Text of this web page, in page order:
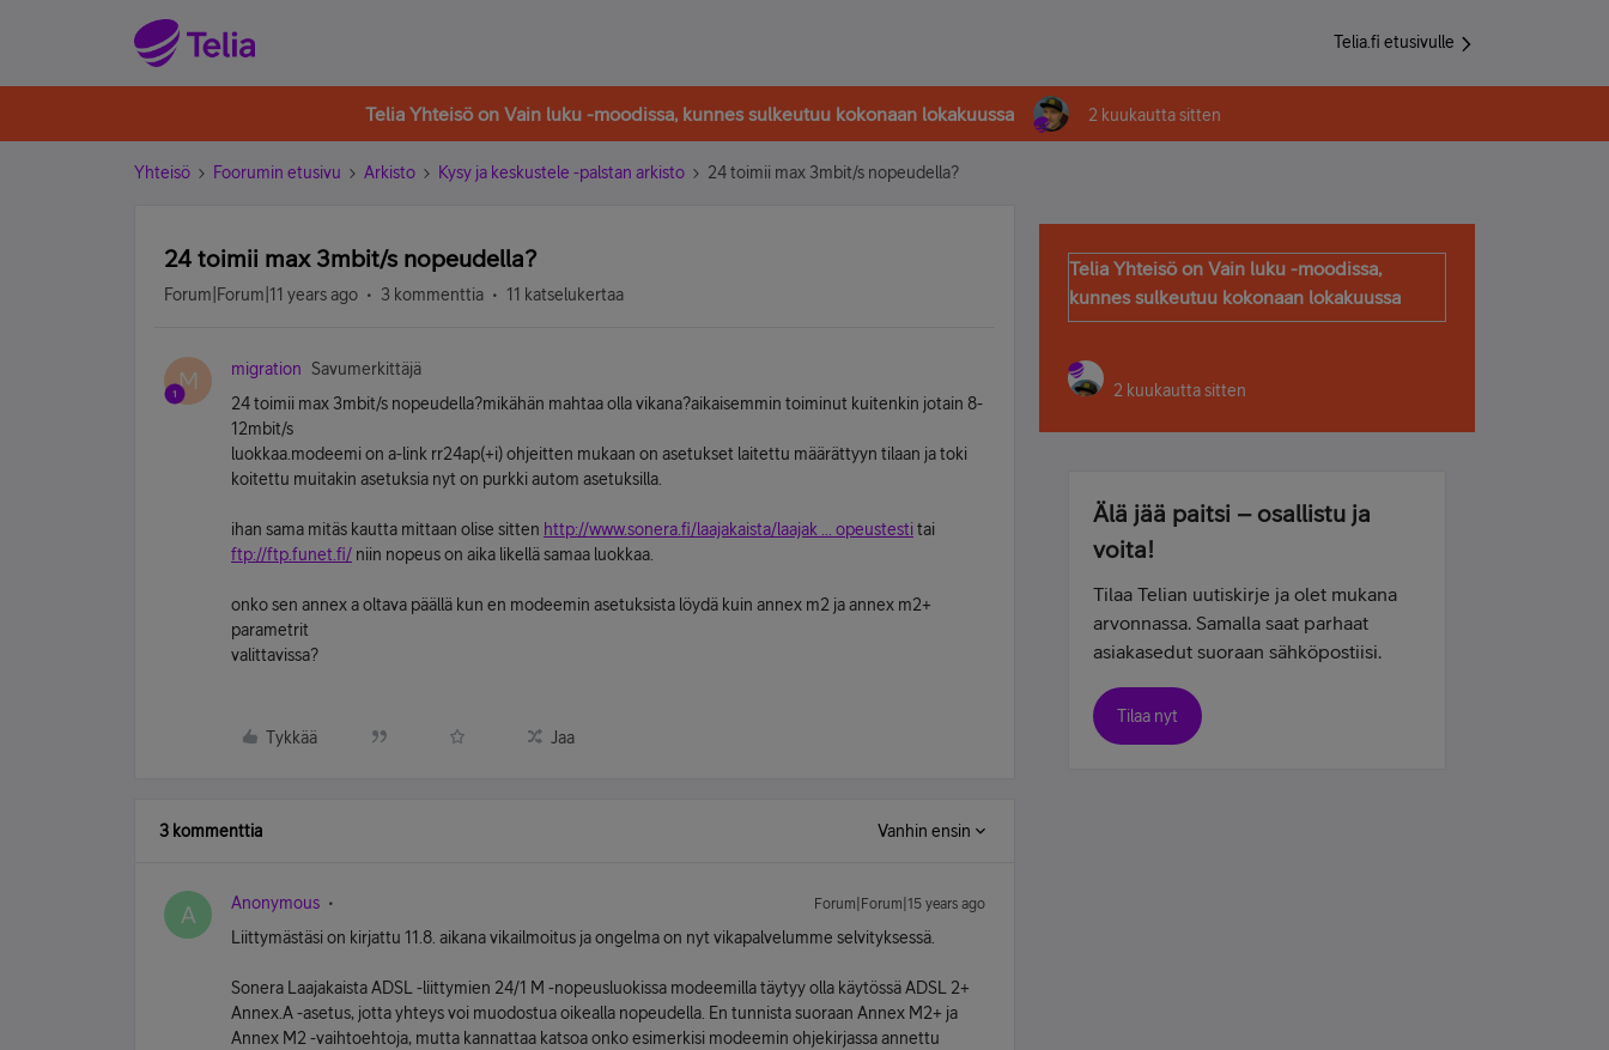
Telia.fi etusivulle
Telia Yhteisö on Vain luku -moodissa, kunnes sulkeutuu kokonaan lokakuussa 2 kuukautta sitten
Yhteisö Foorumin etusivu Arkisto Kysy ja keskustele -palstan arkisto 24 toimii max 3mbit/s nopeudella?
24 toimii max 3mbit/s nopeudella?
Forum|Forum|11 years ago 3 kommenttia 11 katselukertaa
M migration
Savumerkittäjä
24 toimii max 3mbit/s nopeudella?mikähän mahtaa olla vikana?aikaisemmin toiminut kuitenkin jotain 8-
12mbit/s
luokkaa.modeemi on a-link rr24ap(+i) ohjeitten mukaan on asetukset laitettu määrättyyn tilaan ja toki
koitettu muitakin asetuksia nyt on purkki autom asetuksilla.
ihan sama mitäs kautta mittaan olise sitten http://www.sonera.fi/laajakaista/laajak ... opeustestitai
ftp://ftp.funet.fi/ niin nopeus on aika likellä samaa luokkaa.
onko sen annex a oltava päällä kun en modeemin asetuksista löydä kuin annex m2 ja annex m2+
parametrit
valittavissa?
Tykkää Jaa
3 kommenttia Vanhin ensin
A Anonymous Forum|Forum|15 years ago
Liittymästäsi on kirjattu 11.8. aikana vikailmoitus ja ongelma on nyt vikapalvelumme selvityksessä.
Sonera Laajakaista ADSL -liittymien 24/1 M -nopeusluokissa modeemilla täytyy olla käytössä ADSL 2+
Annex.A -asetus, jotta yhteys voi muodostua oikealla nopeudella. En tunnista suoraan Annex M2+ ja
Annex M2 -vaihtoehtoja, mutta kannattaa katsoa onko esimerkisi modeemin ohjekirjassa annettu
Telia Yhteisö on Vain luku -moodissa,
kunnes sulkeutuu kokonaan lokakuussa
2 kuukautta sitten
Älä jää paitsi – osallistu ja
voita!
Tilaa Telian uutiskirje ja olet mukana
arvonnassa. Samalla saat parhaat
asiakasedut suoraan sähköpostiisi.
Tilaa nyt